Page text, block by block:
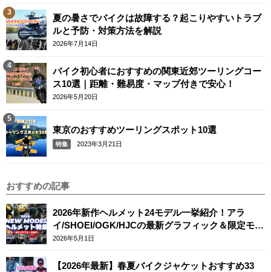
夏の暑さでバイクは故障する？起こりやすいトラブ
ルと予防・対策方法を解説
2026年7月14日
バイク初心者におすすめの関東近郊ツーリングコー
ス10選｜距離・難易度・マップ付きで安心！
2026年5月20日
東京のおすすめツーリングスポット10選
特集 2023年3月21日
おすすめの記事
2026年新作ヘルメット24モデル一挙紹介！アラ
イ/SHOEI/OGK/HJCの最新グラフィック＆限定モデ
ルまとめ
2026年5月1日
【2026年最新】春夏バイクジャケットおすすめ33